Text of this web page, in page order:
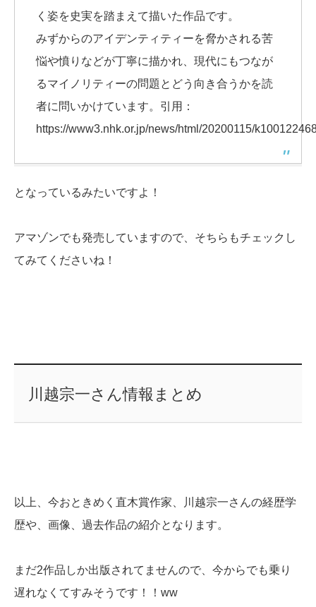
く姿を史実を踏まえて描いた作品です。
みずからのアイデンティティーを脅かされる苦
悩や憤りなどが丁寧に描かれ、現代にもつなが
るマイノリティーの問題とどう向き合うかを読
者に問いかけています。引用：
https://www3.nhk.or.jp/news/html/20200115/
となっているみたいですよ！
アマゾンでも発売していますので、そちらもチェックし
てみてくださいね！
川越宗一さん情報まとめ
以上、今おときめく直木賞作家、川越宗一さんの経歴学
歴や、画像、過去作品の紹介となります。
まだ2作品しか出版されてませんので、今からでも乗り
遅れなくてすみそうです！！ww